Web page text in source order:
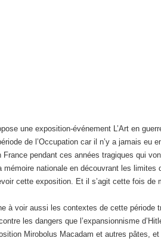
une exposition-événement L’Art en
de l’Occupation car il n’y a jamais eu
pendant ces années tragiques qui
nationale en découvrant les
cette exposition. Et il s’agit cette fois
à voir aussi les contextes de cette
les dangers que l’expansionnisme
Mirobolus Macadam et autres pâtes,